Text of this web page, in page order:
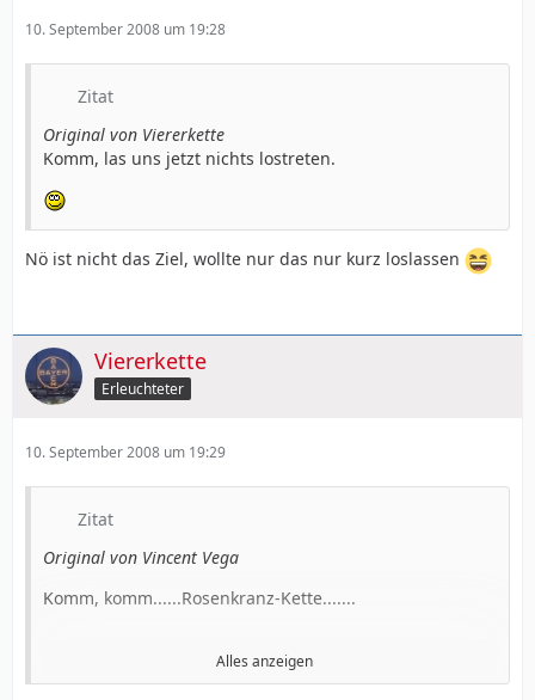
10. September 2008 um 19:28
Zitat
Original von Viererkette
Komm, las uns jetzt nichts lostreten.
Nö ist nicht das Ziel, wollte nur das nur kurz loslassen
Viererkette
Erleuchteter
10. September 2008 um 19:29
Zitat
Original von Vincent Vega
Komm, komm......Rosenkranz-Kette.......
Du bist nur sauer , weil dat Beten nix gebracht hat.......
Alles anzeigen